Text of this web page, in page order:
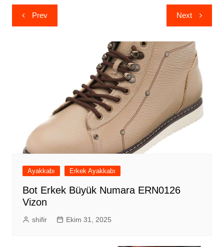
Yazı
gezinmesi
Prev Next
Ayakkabı Erkek Ayakkabı
Bot Erkek Büyük Numara ERN0126
Vizon
shifir Ekim 31, 2025